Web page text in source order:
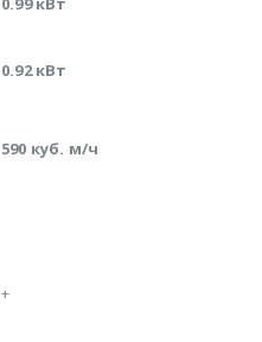
0.92 кВт
590 куб. м/ч
+